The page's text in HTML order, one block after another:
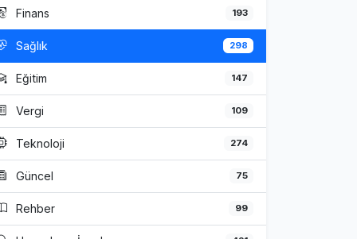
Finans 193
Sağlık 298
Eğitim 147
Vergi 109
Teknoloji 274
Güncel 75
Rehber 99